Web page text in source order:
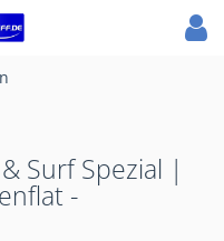
Surf Spezial |
-